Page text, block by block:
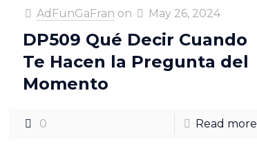
AdFunGaFran on May 26, 2024
DP509 Qué Decir Cuando
Te Hacen la Pregunta del
Momento
0 Read more